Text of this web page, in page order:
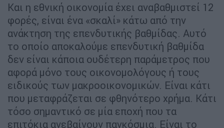
Και η εθνική οικονομία έχει αναβαθμιστεί 12
φορές, είναι ένα «σκαλί» κάτω από την
ανάκτηση της επενδυτικής βαθμίδας. Αυτό
το οποίο αποκαλούμε επενδυτική βαθμίδα
δεν είναι κάποια ουδέτερη παράμετρος που
αφορά μόνο τους οικονομολόγους ή τους
ειδικούς των μακροοικονομικών. Είναι κάτι
που μεταφράζεται σε φθηνότερο χρήμα. Κάτι
τόσο σημαντικό σε μία εποχή που τα
επιτόκια ανεβαίνουν παγκόσμια. Είναι το